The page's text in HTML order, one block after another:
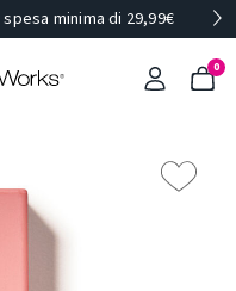
minima di 29,99€
0